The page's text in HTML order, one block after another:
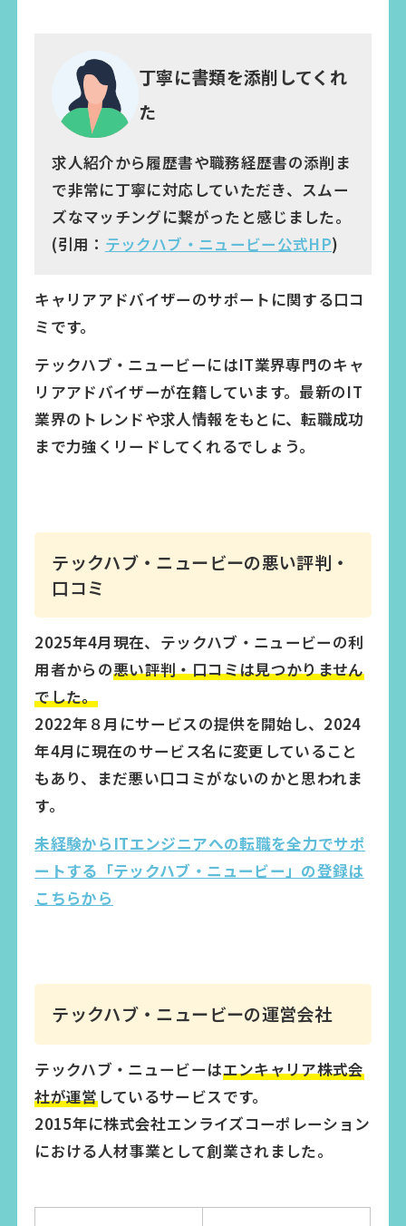
丁寧に書類を添削してくれ
た
求人紹介から履歴書や職務経歴書の添削ま
で非常に丁寧に対応していただき、スムー
ズなマッチングに繋がったと感じました。
(引用： テックハブ・ニュービー公式HP)
キャリアアドバイザーのサポートに関する口コ
ミです。
テックハブ・ニュービーにはIT業界専門のキャ
リアアドバイザーが在籍しています。最新のIT
業界のトレンドや求人情報をもとに、転職成功
まで力強くリードしてくれるでしょう。
テックハブ・ニュービーの悪い評判・
口コミ
2025年4月現在、テックハブ・ニュービーの利
用者からの悪い評判・口コミは見つかりません
でした。
2022年８月にサービスの提供を開始し、2024
年4月に現在のサービス名に変更していること
もあり、まだ悪い口コミがないのかと思われま
す。
未経験からITエンジニアへの転職を全力でサポ
ートする「テックハブ・ニュービー」の登録は
こちらから
テックハブ・ニュービーの運営会社
テックハブ・ニュービーはエンキャリア株式会
社が運営しているサービスです。
2015年に株式会社エンライズコーポレーション
における人材事業として創業されました。